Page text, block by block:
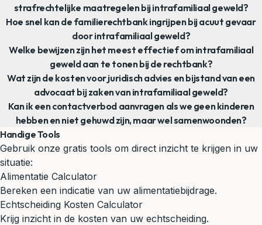
strafrechtelijke maatregelen bij intrafamiliaal geweld?
Hoe snel kan de familierechtbank ingrijpen bij acuut gevaar
door intrafamiliaal geweld?
Welke bewijzen zijn het meest effectief om intrafamiliaal
geweld aan te tonen bij de rechtbank?
Wat zijn de kosten voor juridisch advies en bijstand van een
advocaat bij zaken van intrafamiliaal geweld?
Kan ik een contactverbod aanvragen als we geen kinderen
hebben en niet gehuwd zijn, maar wel samenwoonden?
Handige Tools
Gebruik onze gratis tools om direct inzicht te krijgen in uw
situatie:
Alimentatie Calculator
Bereken een indicatie van uw alimentatiebijdrage.
Echtscheiding Kosten Calculator
Krijg inzicht in de kosten van uw echtscheiding.